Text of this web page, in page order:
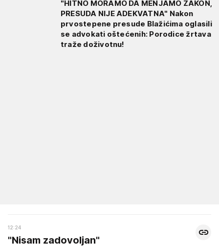
"HITNO MORAMO DA MENJAMO ZAKON,
PRESUDA NIJE ADEKVATNA" Nakon
prvostepene presude Blažićima oglasili
se advokati oštećenih: Porodice žrtava
traže doživotnu!
12:24
"Nisam zadovoljan"